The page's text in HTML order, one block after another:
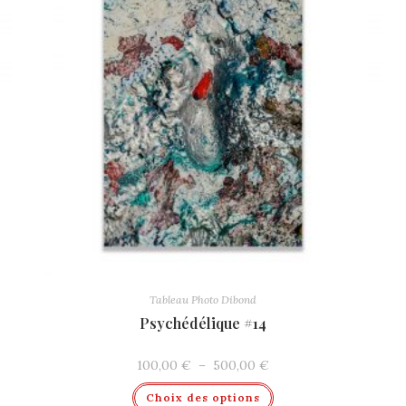
Tableau Photo Dibond
Psychédélique #14
100,00 € – 500,00 €Plage
prix :
100,00 €
Choix des options
Ce
produit